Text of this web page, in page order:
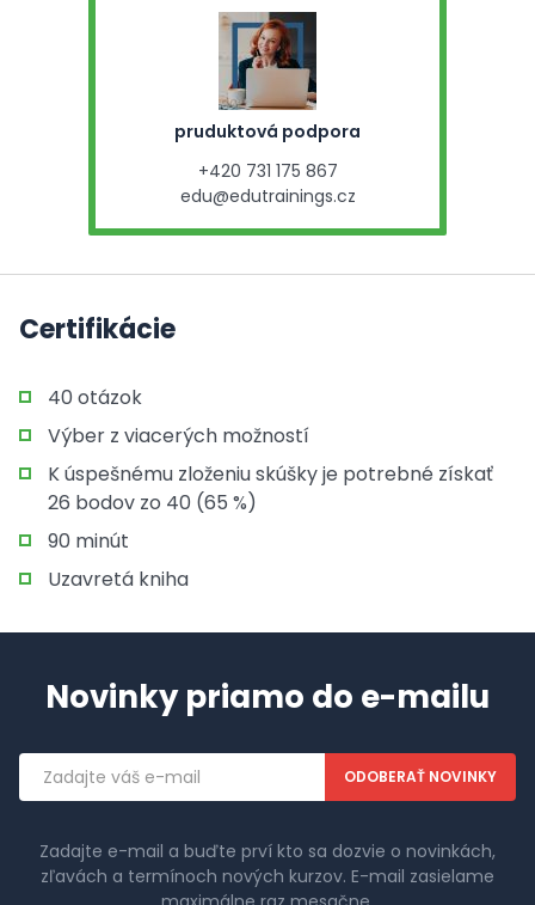
pruduktová podpora
+420 731 175 867
edu@edutrainings.cz
Certifikácie
40 otázok
Výber z viacerých možností
K úspešnému zloženiu skúšky je potrebné získať
26 bodov zo 40 (65 %)
90 minút
Uzavretá kniha
Novinky priamo do e-mailu
Emailová
adresa
Zadajte e-mail a buďte prví kto sa dozvie o novinkách,
zľavách a termínoch nových kurzov. E-mail zasielame